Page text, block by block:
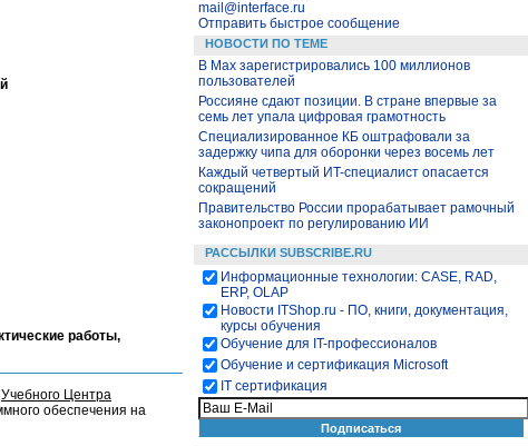
работы,
Учебного Центра
обеспечения на
mail@interface.ru
Отправить быстрое сообщение
НОВОСТИ ПО ТЕМЕ
В Max зарегистрировались 100 миллионов
пользователей
Россияне сдают позиции. В стране впервые за
семь лет упала цифровая грамотность
Специализированное КБ оштрафовали за
задержку чипа для оборонки через восемь лет
Каждый четвертый ИT-специалист опасается
сокращений
Правительство России прорабатывает рамочный
законопроект по регулированию ИИ
РАССЫЛКИ SUBSCRIBE.RU
Информационные технологии: CASE, RAD,
ERP, OLAP
Новости ITShop.ru - ПО, книги, документация,
курсы обучения
Обучение для IT-профессионалов
Обучение и сертификация Microsoft
IT сертификация